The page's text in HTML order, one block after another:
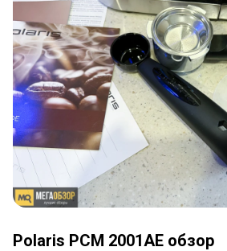
Polaris PCM 2001AE обзор